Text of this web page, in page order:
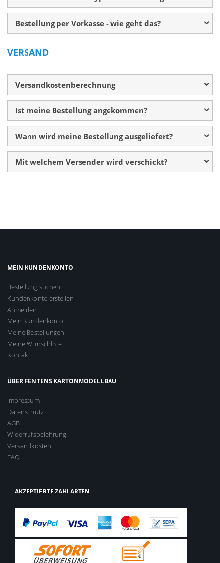
Bestellung per Vorkasse - wie geht das?
VERSAND
Versandkostenberechnung
Ist meine Bestellung angekommen?
Wann wird meine Bestellung ausgeliefert?
Mit welchem Versender wird verschickt?
MEIN KUNDENKONTO
Bestellung suchen
Kundenkonto erstellen
Anmelden
Mein Kundenkonto
Meine Bestellungen
Meine Wunschliste
Kontakt
ÜBER FENTENS KARTONMODELLBAU
Impressum
Datenschutz
AGB
Widerrufsbelehrung
Versandkosten
FAQ
AKZEPTIERTE ZAHLARTEN